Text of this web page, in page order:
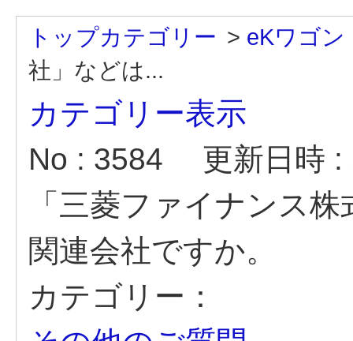
トップカテゴリー > eKワゴン
社」などは...
カテゴリー表示
No : 3584
更新日時
「三菱ファイナンス
関連会社ですか。
カテゴリー：